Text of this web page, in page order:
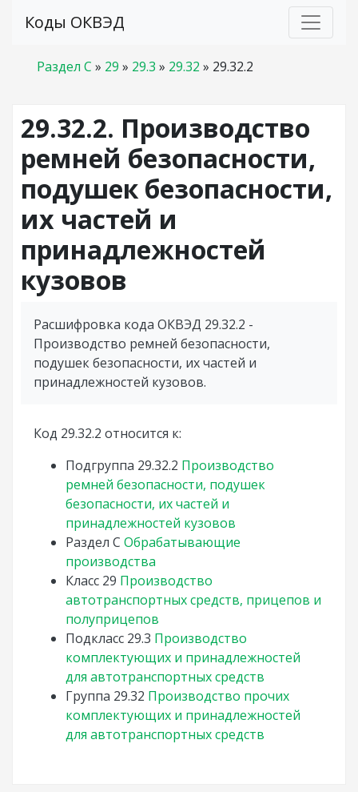
Коды ОКВЭД
Раздел C » 29 » 29.3 » 29.32 » 29.32.2
29.32.2. Производство
ремней безопасности,
подушек безопасности,
их частей и
принадлежностей
кузовов
Расшифровка кода ОКВЭД 29.32.2 -
Производство ремней безопасности,
подушек безопасности, их частей и
принадлежностей кузовов.
Код 29.32.2 относится к:
Подгруппа 29.32.2 Производство
ремней безопасности, подушек
безопасности, их частей и
принадлежностей кузовов
Раздел C Обрабатывающие
производства
Класс 29 Производство
автотранспортных средств, прицепов и
полуприцепов
Подкласс 29.3 Производство
комплектующих и принадлежностей
для автотранспортных средств
Группа 29.32 Производство прочих
комплектующих и принадлежностей
для автотранспортных средств